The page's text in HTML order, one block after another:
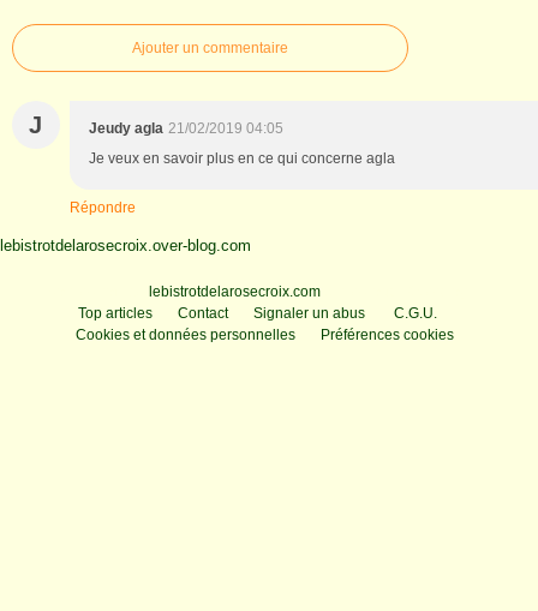
Ajouter un commentaire
J Jeudy agla 21/02/2019 04:05
Je veux en savoir plus en ce qui concerne agla
Répondre
lebistrotdelarosecroix.over-blog.com
lebistrotdelarosecroix.com
Top articles
Contact Signaler un abus
C.G.U.
Cookies et données personnelles
Préférences cookies